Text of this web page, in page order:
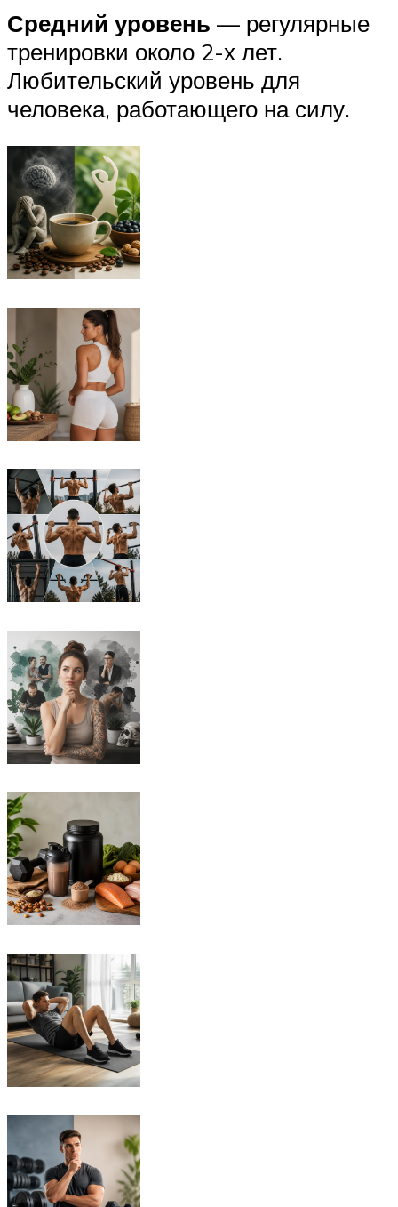
Средний уровень — регулярные
тренировки около 2-х лет.
Любительский уровень для
человека, работающего на силу.